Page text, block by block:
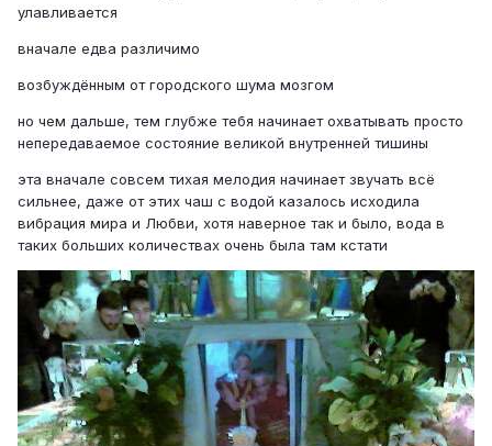
улавливается
вначале едва различимо
возбуждённым от городского шума мозгом
но чем дальше, тем глубже тебя начинает охватывать просто
непередаваемое состояние великой внутренней тишины
эта вначале совсем тихая мелодия начинает звучать всё
сильнее, даже от этих чаш с водой казалось исходила
вибрация мира и Любви, хотя наверное так и было, вода в
таких больших количествах очень была там кстати